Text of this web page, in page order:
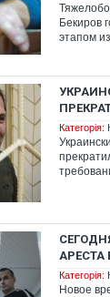
Бекиров
этапом
Категорія:
АРЕСТА
Категорія:
Новое